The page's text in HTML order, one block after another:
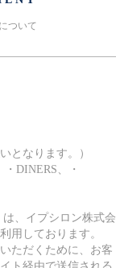
ついて
となります。）
DINERS、・
、イプシロン株式会
用しております。
ただくために、お客